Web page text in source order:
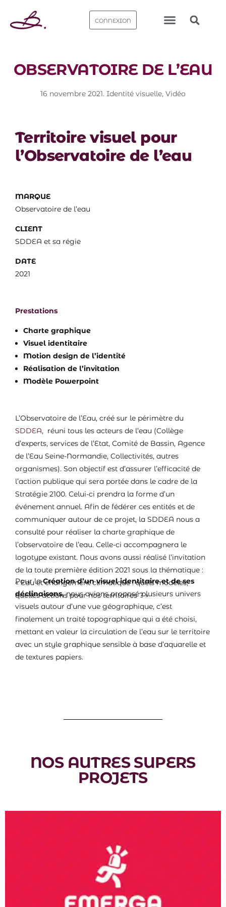
CONNEXION
OBSERVATOIRE DE L’EAU
16 novembre 2021. Identité visuelle​, Vidéo
Territoire visuel pour
l’Observatoire de l’eau
MARQUE
Observatoire de l’eau
CLIENT
SDDEA et sa régie
DATE
2021
Prestations
Charte graphique
Visuel identitaire
Motion design de l’identité
Réalisation de l’invitation
Modèle Powerpoint
L’Observatoire de l’Eau, créé sur le périmètre du
SDDEA, réuni tous les acteurs de l’eau (Collège
d’experts, services de l’Etat, Comité de Bassin, Agence
de l’Eau Seine-Normandie, Collectivités, autres
organismes). Son objectif est d’assurer l’efficacité de
l’action publique qui sera portée dans le cadre de la
Stratégie 2100. Celui-ci prendra la forme d’un
événement annuel. Afin de fédérer ces entités et de
communiquer autour de ce projet, la SDDEA nous a
consulté pour réaliser la charte graphique de
l’observatoire de l’eau. Celle-ci accompagnera le
logotype existant. Nous avons aussi réalisé l’invitation
de la toute première édition 2021 sous la thématique :
« Eau et changement climatique : quels modèles,
quelles actions pour nos territoires ? »
Pour laCréation d’un visuel identitaire et de ses
déclinaisons,nous avions proposé plusieurs univers
visuels autour d’une vue géographique, c’est
finalement un traité topographique qui a été choisi,
mettant en valeur la circulation de l’eau sur le territoire
avec un style graphique sensible à base d’aquarelle et
de textures papiers.
NOS AUTRES SUPERS
PROJETS